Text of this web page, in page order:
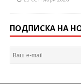
ПОДПИСКА НА